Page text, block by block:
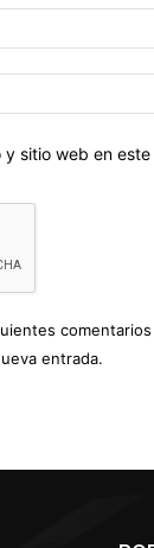
sitio web en
entrada.